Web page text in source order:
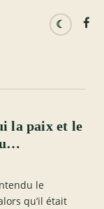
la paix et le
le
qu’il était